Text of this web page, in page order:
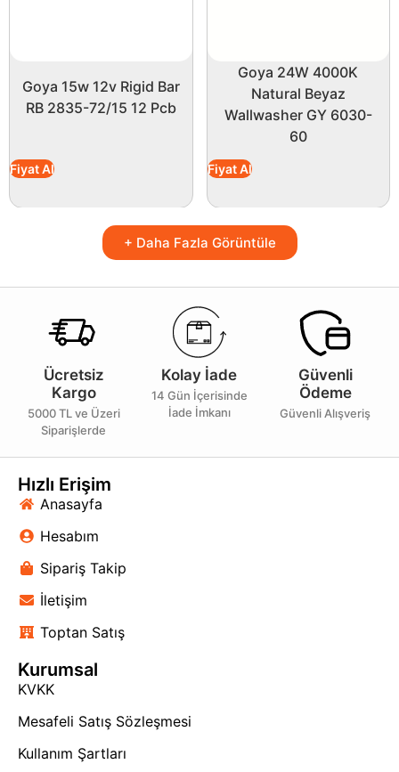
Goya 15w 12v Rigid Bar
RB 2835-72/15 12 Pcb
Fiyat Al
Goya 24W 4000K
Natural Beyaz
Wallwasher GY 6030-
60
Fiyat Al
+ Daha Fazla Görüntüle
Ücretsiz
Kargo
5000 TL ve Üzeri
Siparişlerde
Kolay İade
14 Gün İçerisinde
İade İmkanı
Güvenli
Ödeme
Güvenli Alışveriş
Hızlı Erişim
Anasayfa
Hesabım
Sipariş Takip
İletişim
Toptan Satış
Kurumsal
KVKK
Mesafeli Satış Sözleşmesi
Kullanım Şartları